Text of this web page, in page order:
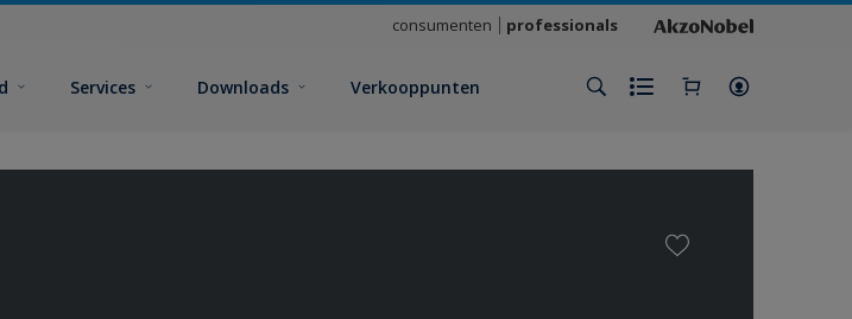
consumenten professionals
Services Downloads Verkooppunten